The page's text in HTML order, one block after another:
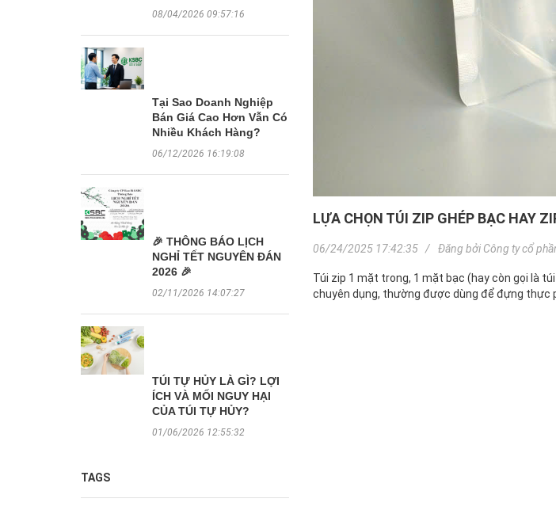
08/04/2026 09:57:16
Tại Sao Doanh Nghiệp
Bán Giá Cao Hơn Vẫn Có
Nhiều Khách Hàng?
06/12/2026 16:19:08
🎉 THÔNG BÁO LỊCH
NGHỈ TẾT NGUYÊN ĐÁN
2026 🎉
02/11/2026 14:07:27
TÚI TỰ HỦY LÀ GÌ? LỢI
ÍCH VÀ MỐI NGUY HẠI
CỦA TÚI TỰ HỦY?
01/06/2026 12:55:32
TAGS
LỰA CHỌN TÚI ZIP GHÉP BẠC HAY
06/24/2025 17:42:35 Đăng bởi Công ty cổ
Túi zip 1 mặt trong, 1 mặt bạc (hay còn gọi là
chuyên dụng, thường được dùng để đựng thực